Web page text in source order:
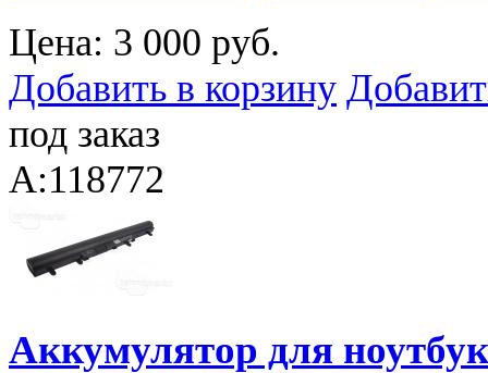
Цена: 3 000 руб.
Добавить в корзину
под заказ
A:118772
Аккумулятор для